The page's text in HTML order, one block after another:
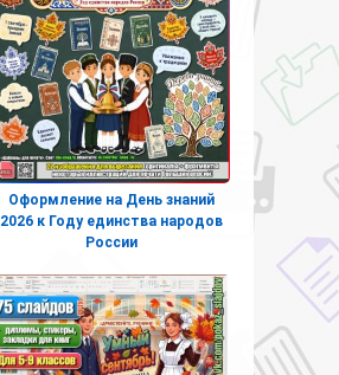
Оформление на День знаний
2026 к Году единства народов
России